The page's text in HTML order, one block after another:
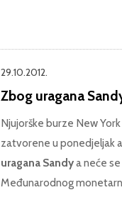
29.10.2012.
Zbog uragana
Njujorške burze New
zatvorene u ponedjeljak
uragana Sandya neće se
Međunarodnog